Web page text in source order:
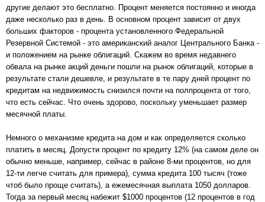
другие делают это бесплатно. Процент меняется постоянно и иногда
даже несколько раз в день. В основном процент зависит от двух
больших факторов - процента установленного Федеральной
Резервной Системой - это американский аналог Центрального Банка -
и положением на рынке облигаций. Скажем во время недавнего
обвала на рынке акций деньги пошли на рынок облигаций, которые в
результате стали дешевле, и результате в те пару дней процент по
кредитам на недвижимость снизился почти на полпроцента от того,
что есть сейчас. Что очень здорово, поскольку уменьшает размер
месячной платы.
Немного о механизме кредита на дом и как определяется сколько
платить в месяц. Допусти процент по кредиту 12% (на самом деле он
обычно меньше, например, сейчас в районе 8-ми процентов, но для
12-ти легче считать для примера), сумма кредита 100 тысяч (тоже
чтоб было проще считать), а ежемесячная выплата 1050 долларов.
Тогда за первый месяц набежит $1000 процентов (12 процентов в год